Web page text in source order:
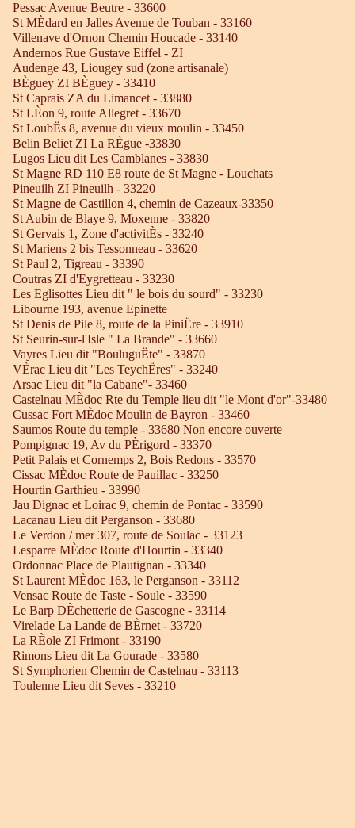
Pessac Avenue Beutre - 33600
St MÈdard en Jalles Avenue de Touban - 33160
Villenave d'Ornon Chemin Houcade - 33140
Andernos Rue Gustave Eiffel - ZI
Audenge 43, Liougey sud (zone artisanale)
BÈguey ZI BÈguey - 33410
St Caprais ZA du Limancet - 33880
St LÈon 9, route Allegret - 33670
St LoubËs 8, avenue du vieux moulin - 33450
Belin Beliet ZI La RÈgue -33830
Lugos Lieu dit Les Camblanes - 33830
St Magne RD 110 E8 route de St Magne - Louchats
Pineuilh ZI Pineuilh - 33220
St Magne de Castillon 4, chemin de Cazeaux-33350
St Aubin de Blaye 9, Moxenne - 33820
St Gervais 1, Zone d'activitÈs - 33240
St Mariens 2 bis Tessonneau - 33620
St Paul 2, Tigreau - 33390
Coutras ZI d'Eygretteau - 33230
Les Eglisottes Lieu dit " le bois du sourd" - 33230
Libourne 193, avenue Epinette
St Denis de Pile 8, route de la PiniËre - 33910
St Seurin-sur-l'Isle " La Brande" - 33660
Vayres Lieu dit "BouluguËte" - 33870
VÈrac Lieu dit "Les TeychËres" - 33240
Arsac Lieu dit "la Cabane"- 33460
Castelnau MÈdoc Rte du Temple lieu dit "le Mont d'or"-33480
Cussac Fort MÈdoc Moulin de Bayron - 33460
Saumos Route du temple - 33680 Non encore ouverte
Pompignac 19, Av du PÈrigord - 33370
Petit Palais et Cornemps 2, Bois Redons - 33570
Cissac MÈdoc Route de Pauillac - 33250
Hourtin Garthieu - 33990
Jau Dignac et Loirac 9, chemin de Pontac - 33590
Lacanau Lieu dit Perganson - 33680
Le Verdon / mer 307, route de Soulac - 33123
Lesparre MÈdoc Route d'Hourtin - 33340
Ordonnac Place de Plautignan - 33340
St Laurent MÈdoc 163, le Perganson - 33112
Vensac Route de Taste - Soule - 33590
Le Barp DÈchetterie de Gascogne - 33114
Virelade La Lande de BÈrnet - 33720
La RÈole ZI Frimont - 33190
Rimons Lieu dit La Gourade - 33580
St Symphorien Chemin de Castelnau - 33113
Toulenne Lieu dit Seves - 33210